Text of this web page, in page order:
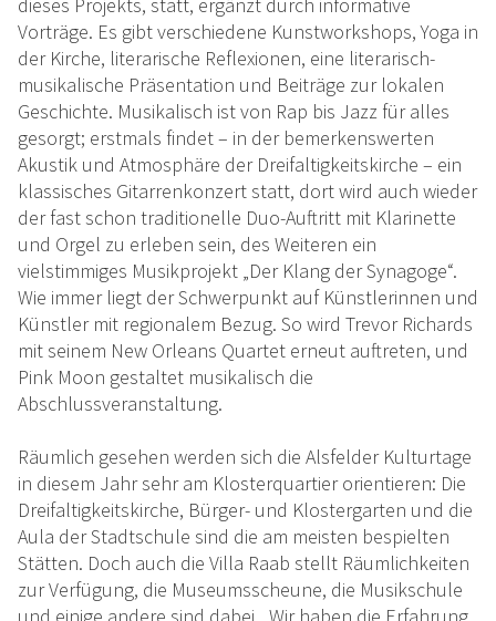
Vorträge. Es gibt verschiedene Kunstworkshops, Yoga in
der Kirche, literarische Reflexionen, eine literarisch-
musikalische Präsentation und Beiträge zur lokalen
Geschichte. Musikalisch ist von Rap bis Jazz für alles
gesorgt; erstmals findet – in der bemerkenswerten
Akustik und Atmosphäre der Dreifaltigkeitskirche – ein
klassisches Gitarrenkonzert statt, dort wird auch wieder
der fast schon traditionelle Duo-Auftritt mit Klarinette
und Orgel zu erleben sein, des Weiteren ein
vielstimmiges Musikprojekt „Der Klang der Synagoge“.
Wie immer liegt der Schwerpunkt auf Künstlerinnen und
Künstler mit regionalem Bezug. So wird Trevor Richards
mit seinem New Orleans Quartet erneut auftreten, und
Pink Moon gestaltet musikalisch die
Abschlussveranstaltung.
Räumlich gesehen werden sich die Alsfelder Kulturtage
in diesem Jahr sehr am Klosterquartier orientieren: Die
Dreifaltigkeitskirche, Bürger- und Klostergarten und die
Aula der Stadtschule sind die am meisten bespielten
Stätten. Doch auch die Villa Raab stellt Räumlichkeiten
zur Verfügung, die Museumsscheune, die Musikschule
und einige andere sind dabei. „Wir haben die Erfahrung